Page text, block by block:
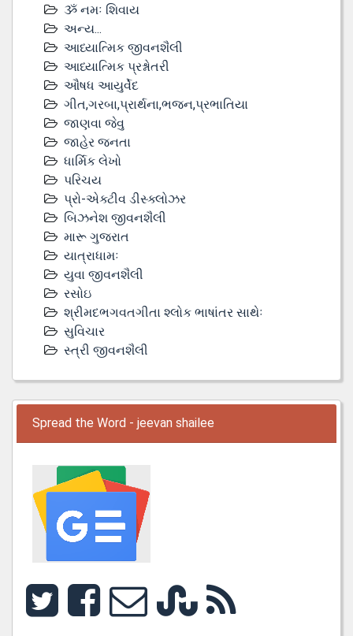
ૐ નમઃ શિવાય
અન્ય...
આધ્યાત્મિક જીવનશૈલી
આધ્યાત્મિક પ્રશ્નોતરી
ઔષધ આયુર્વેદ
ગીત,ગરબા,પ્રાર્થના,ભજન,પ્રભાતિયા
જાણવા જેવુ
જાહેર જનતા
ધાર્મિક લેખો
પરિચય
પ્રો-એક્ટીવ ડીસ્‍ક્લોઝર
બિઝનેશ જીવનશૈલી
મારૂ ગુજરાત
યાત્રાધામઃ
યુવા જીવનશૈલી
રસોઇ
શ્રીમદભગવતગીતા શ્લોક ભાષાંતર સાથેઃ
સુવિચાર
સ્ત્રી જીવનશૈલી
Spread the Word - jeevan shailee